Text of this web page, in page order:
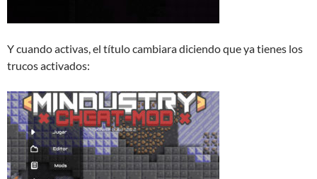
Y cuando activas, el título cambiara diciendo que ya tienes los
trucos activados: